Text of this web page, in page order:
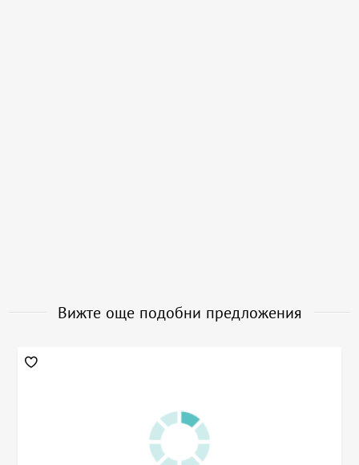
Вижте още подобни предложения